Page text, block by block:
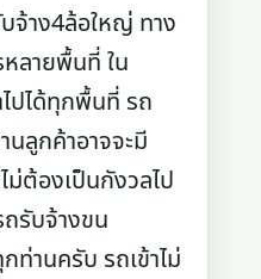
จ้าง4ล้อใหญ่ ทาง
หลายพื้นที่ ใน
ปได้ทุกพื้นที่ รถ
นลูกค้าอาจจะมี
ต้องเป็นกังวลไป
ถรับจ้างขน
ท่านครับ รถเข้าไม่